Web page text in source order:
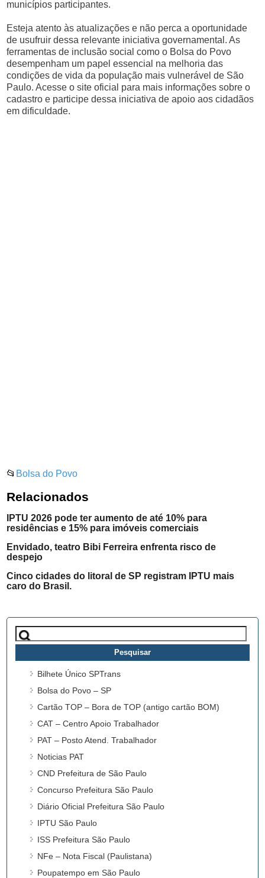
municípios participantes.
Esteja atento às atualizações e não perca a oportunidade
de usufruir dessa relevante iniciativa governamental. As
ferramentas de inclusão social como o Bolsa do Povo
desempenham um papel essencial na melhoria das
condições de vida da população mais vulnerável de São
Paulo. Acesse o site oficial para mais informações sobre o
cadastro e participe dessa iniciativa de apoio aos cidadãos
em dificuldade.
📂 Bolsa do Povo
Relacionados
IPTU 2026 pode ter aumento de até 10% para
residências e 15% para imóveis comerciais
Envidado, teatro Bibi Ferreira enfrenta risco de
despejo
Cinco cidades do litoral de SP registram IPTU mais
caro do Brasil.
Pesquisar
por:
Bilhete Único SPTrans
Bolsa do Povo – SP
Cartão TOP – Bora de TOP (antigo cartão BOM)
CAT – Centro Apoio Trabalhador
PAT – Posto Atend. Trabalhador
Noticias PAT
CND Prefeitura de São Paulo
Concurso Prefeitura São Paulo
Diário Oficial Prefeitura São Paulo
IPTU São Paulo
ISS Prefeitura São Paulo
NFe – Nota Fiscal (Paulistana)
Poupatempo em São Paulo